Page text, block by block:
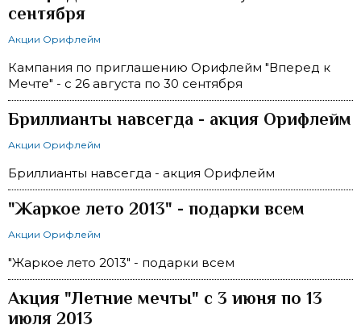
сентября
Акции Орифлейм
Кампания по приглашению Орифлейм "Вперед к
Мечте" - с 26 августа по 30 сентября
Бриллианты навсегда - акция Орифлейм
Акции Орифлейм
Бриллианты навсегда - акция Орифлейм
"Жаркое лето 2013" - подарки всем
Акции Орифлейм
"Жаркое лето 2013" - подарки всем
Акция "Летние мечты" с 3 июня по 13
июля 2013